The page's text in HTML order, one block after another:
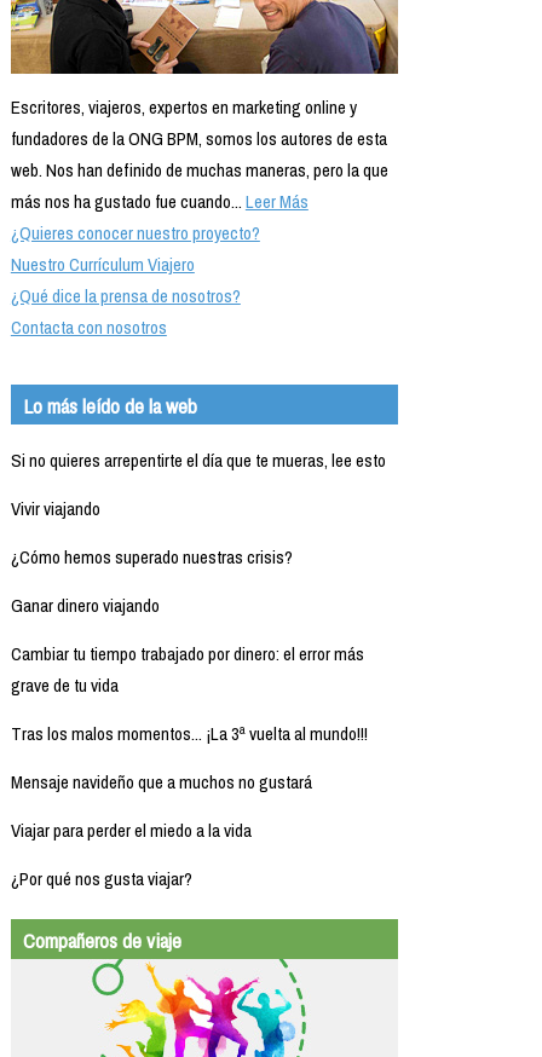
Escritores, viajeros, expertos en marketing online y
fundadores de la ONG BPM, somos los autores de esta
web. Nos han definido de muchas maneras, pero la que
más nos ha gustado fue cuando...Leer Más
¿Quieres conocer nuestro proyecto?
Nuestro Currículum Viajero
¿Qué dice la prensa de nosotros?
Contacta con nosotros
Lo más leído de la web
Si no quieres arrepentirte el día que te mueras, lee esto
Vivir viajando
¿Cómo hemos superado nuestras crisis?
Ganar dinero viajando
Cambiar tu tiempo trabajado por dinero: el error más
grave de tu vida
Tras los malos momentos... ¡La 3ª vuelta al mundo!!!
Mensaje navideño que a muchos no gustará
Viajar para perder el miedo a la vida
¿Por qué nos gusta viajar?
Compañeros de viaje